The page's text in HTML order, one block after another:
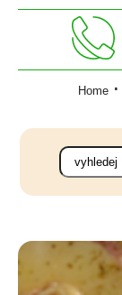
Home